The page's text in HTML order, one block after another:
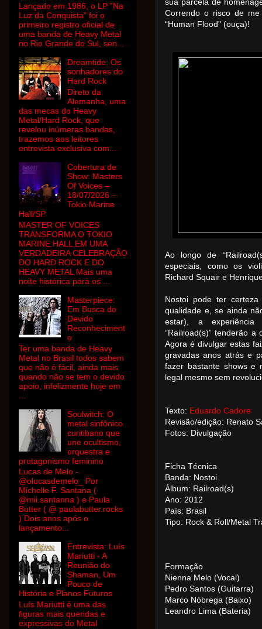
sua parcela de
Correndo o risco de
“Human Flood” (ouça)!
Ao longo de
especiais, como os
Richard Squair e
Nostoi pode ter
qualidade e, se ainda
estar), a
“Railroad(s)” tenderão
Agora é divulgar estas
gravadas anos atrás e
fazer bastante shows e
legal mesmo sem
Texto: Eduardo Cadore
Revisão/edição: Renato
Fotos: Divulgação
Ficha Técnica
Banda: Nostoi
Álbum: Railroad(s)
Ano: 2012
País: Brasil
Tipo: Rock & Roll/Metal
Formação
Nienna Melo (Vocal)
Pedro Santos (Guitarra)
Marco Nóbrega (Baixo)
Leandro Lima (Bateria)
Lançado em 1986, o LP "Na
Luz da Conquista" foi o
primeiro registro oficial de
uma banda de Heavy Metal
no Rio Grande do Sul, sen...
Dreamtide: Os
sonhadores do
Hard Rock
Direto da
Alemanha, uma
das mecas do Heavy
Metal/Hard Rock, que
revelou inúmeras bandas,
trazemos aos leitores
entrevista exclusiva com...
Cobertura de
Show: Masters
Of Voices –
18/07/2026 –
Tokio Marine
Hall/SP
MASTER OF VOICES
TRANSFORMA O TOKIO
MARINE HALL EM UMA
VERDADEIRA CELEBRAÇÃO
DO HARD ROCK E DO
HEAVY METAL Mais uma
noite histórica para os ...
Masterpiece:
Em Busca do
Devido
Reconheciment
o
Ter uma banda de Heavy
Metal no Brasil todos sabem
que não é fácil, ainda mais
quando não se tem o devido
apoio, infelizmente hoje em
Soulwitch: O
metal sinfônico
curitibano que
une ocultismo,
orquestra e
protagonismo feminino
Lucas de Melo -
@olucasdemelo_ Por
Michelle F. Santana (
@mii.santanna ) e Paula
Butter ( @ paulabutter.rocks
) Dois anos após o
lançamento...
Entrevista: Luís
Mariutti - A
Reunião do
Shaman, Um
Pouco de
História e Planos Futuros
Luís Mariutti é uma das
figuras mais queridas e
expressivas do Metal